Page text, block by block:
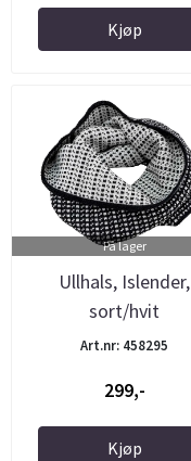
Kjøp
På lager
Ullhals, Islender,
sort/hvit
Art.nr: 458295
299,-
Kjøp